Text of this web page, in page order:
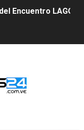
Encuentro LAGO
a más de 993